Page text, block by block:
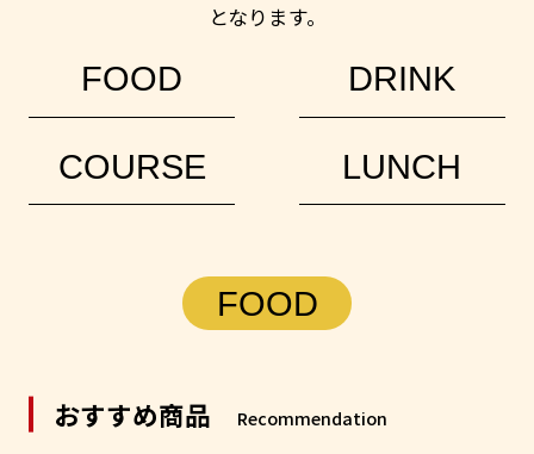
となります。
FOOD DRINK
COURSE LUNCH
FOOD
おすすめ商品 Recommendation